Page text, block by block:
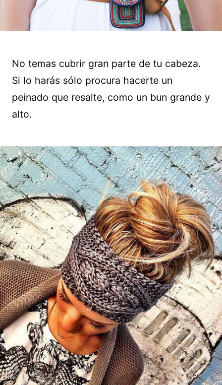
No temas cubrir gran parte de tu cabeza.
Si lo harás sólo procura hacerte un
peinado que resalte, como un bun grande y
alto.